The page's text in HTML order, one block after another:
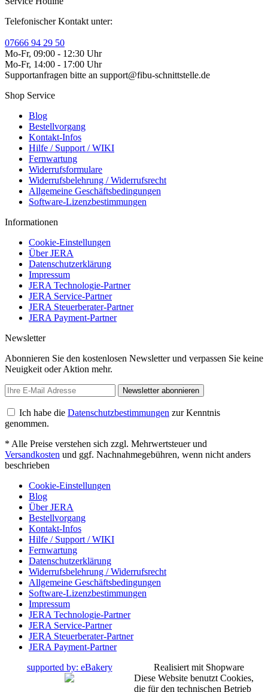
Telefonischer Kontakt unter:
07666 94 29 50
Mo-Fr, 09:00 - 12:30 Uhr
Mo-Fr, 14:00 - 17:00 Uhr
Supportanfragen bitte an support@fibu-schnittstelle.de
Shop Service
Blog
Bestellvorgang
Kontakt-Infos
Hilfe / Support / WIKI
Fernwartung
Widerrufsformulare
Widerrufsbelehrung / Widerrufsrecht
Allgemeine Geschäftsbedingungen
Software-Lizenzbestimmungen
Informationen
Cookie-Einstellungen
Über JERA
Datenschutzerklärung
Impressum
JERA Technologie-Partner
JERA Service-Partner
JERA Steuerberater-Partner
JERA Payment-Partner
Newsletter
Abonnieren Sie den kostenlosen Newsletter und verpassen Sie keine
Neuigkeit oder Aktion mehr.
Newsletter abonnieren
Ich habe die Datenschutzbestimmungen zur Kenntnis
genommen.
* Alle Preise verstehen sich zzgl. Mehrwertsteuer und
Versandkosten und ggf. Nachnahmegebühren, wenn nicht anders
beschrieben
Cookie-Einstellungen
Blog
Über JERA
Bestellvorgang
Kontakt-Infos
Hilfe / Support / WIKI
Fernwartung
Datenschutzerklärung
Widerrufsbelehrung / Widerrufsrecht
Allgemeine Geschäftsbedingungen
Software-Lizenzbestimmungen
Impressum
JERA Technologie-Partner
JERA Service-Partner
JERA Steuerberater-Partner
JERA Payment-Partner
supported by: eBakery
Realisiert mit Shopware
Diese Website benutzt Cookies,
die für den technischen Betrieb